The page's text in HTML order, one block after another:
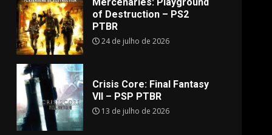
of Destruction – PS2
PTBR
24 de julho de 2026
Crisis Core: Final Fantasy
VII – PSP PTBR
13 de julho de 2026